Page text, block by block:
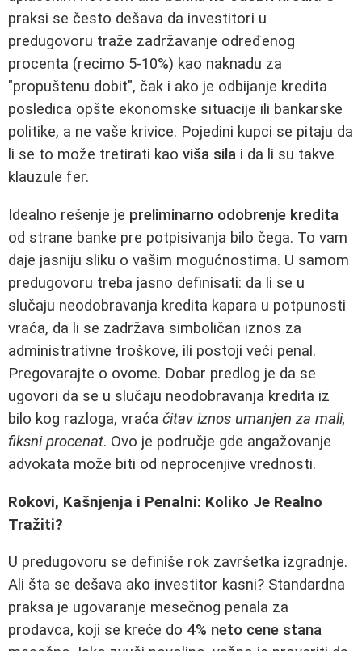
praksi se često dešava da investitori u
predugovoru traže zadržavanje određenog
procenta (recimo 5-10%) kao naknadu za
"propuštenu dobit", čak i ako je odbijanje kredita
posledica opšte ekonomske situacije ili bankarske
politike, a ne vaše krivice. Pojedini kupci se pitaju da
li se to može tretirati kao viša sila i da li su takve
klauzule fer.
Idealno rešenje je preliminarno odobrenje kredita
od strane banke pre potpisivanja bilo čega. To vam
daje jasniju sliku o vašim mogućnostima. U samom
predugovoru treba jasno definisati: da li se u
slučaju neodobravanja kredita kapara u potpunosti
vraća, da li se zadržava simboličan iznos za
administrativne troškove, ili postoji veći penal.
Pregovarajte o ovome. Dobar predlog je da se
ugovori da se u slučaju neodobravanja kredita iz
bilo kog razloga, vraća čitav iznos umanjen za mali,
fiksni procenat. Ovo je područje gde angažovanje
advokata može biti od neprocenjive vrednosti.
Rokovi, Kašnjenja i Penalni: Koliko Je Realno
Tražiti?
U predugovoru se definiše rok završetka izgradnje.
Ali šta se dešava ako investitor kasni? Standardna
praksa je ugovaranje mesečnog penala za
prodavca, koji se kreće do 4% neto cene stana